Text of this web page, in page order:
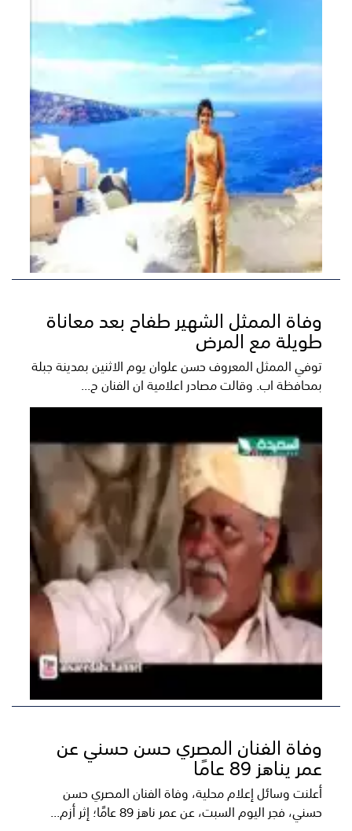
وفاة الممثل الشهير طفاح بعد معاناة
طويلة مع المرض
توفي الممثل المعروف حسن علوان يوم الاثنين بمدينة جبلة
بمحافظة اب. وقالت مصادر اعلامية ان الفنان ح...
وفاة الفنان المصري حسن حسني عن
عمر يناهز 89 عامًا
أعلنت وسائل إعلام محلية، وفاة الفنان المصري حسن
حسني، فجر اليوم السبت، عن عمر ناهز 89 عامًا؛ إثر أزم...